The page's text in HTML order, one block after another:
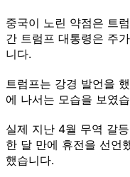
중국이 노린 약점은 트
간 트럼프 대통령은 주
니다.
트럼프는 강경 발언을
에 나서는 모습을 보였
실제 지난 4월 무역 갈
한 달 만에 휴전을 선언
했습니다.